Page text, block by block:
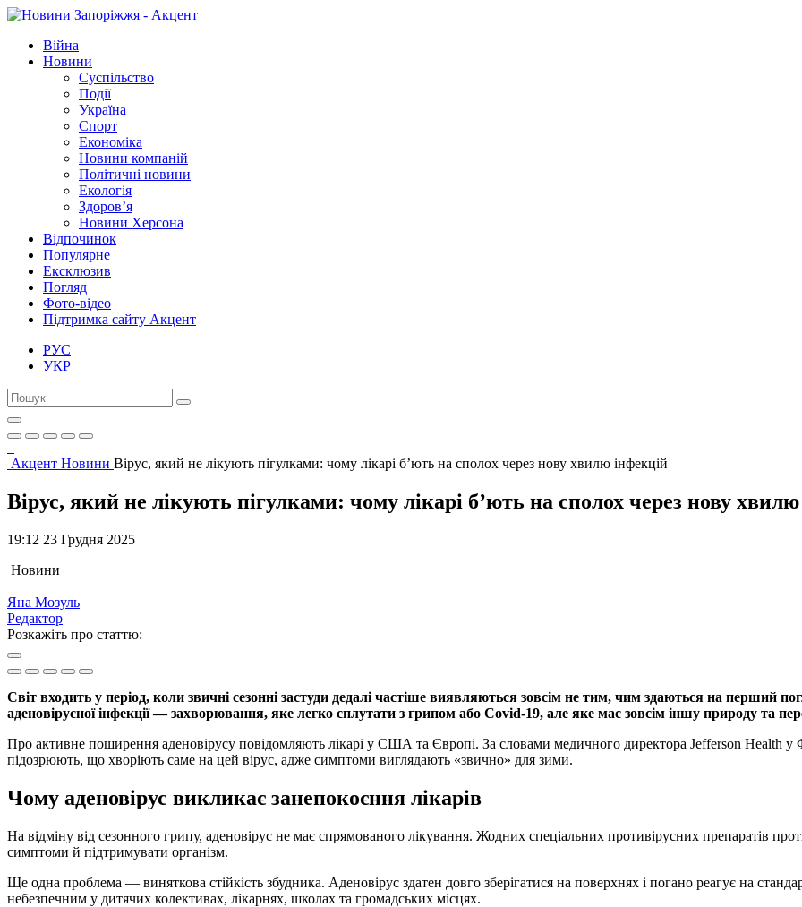
Війна
Новини
Суспільство
Події
Україна
Спорт
Економіка
Новини компаній
Політичні новини
Екологія
Здоров’я
Новини Херсона
Відпочинок
Популярне
Ексклюзив
Погляд
Фото-відео
Підтримка сайту Акцент
РУС
УКР
Акцент Новини Вірус, який не лікують пігулками: чому лікарі б’ють на сполох через нову хвилю інфекцій
Вірус, який не лікують пігулками: чому лікарі б’ють на сполох через нову
19:12 23 Грудня 2025
Новини
Яна Мозуль
Редактор
Розкажіть про статтю:
Світ входить у період, коли звичні сезонні застуди дедалі частіше виявляються зовсім не тим, чим здаються на перший
аденовірусної інфекції — захворювання, яке легко сплутати з грипом або Covid-19, але яке має зовсім іншу природу та
Про активне поширення аденовірусу повідомляють лікарі у США та Європі. За словами медичного директора Jefferson Health у
підозрюють, що хворіють саме на цей вірус, адже симптоми виглядають «звично» для зими.
Чому аденовірус викликає занепокоєння лікарів
На відміну від сезонного грипу, аденовірус не має спрямованого лікування. Жодних спеціальних противірусних препаратів
симптоми й підтримувати організм.
Ще одна проблема — виняткова стійкість збудника. Аденовірус здатен довго зберігатися на поверхнях і погано реагує на
небезпечним у дитячих колективах, лікарнях, школах та громадських місцях.